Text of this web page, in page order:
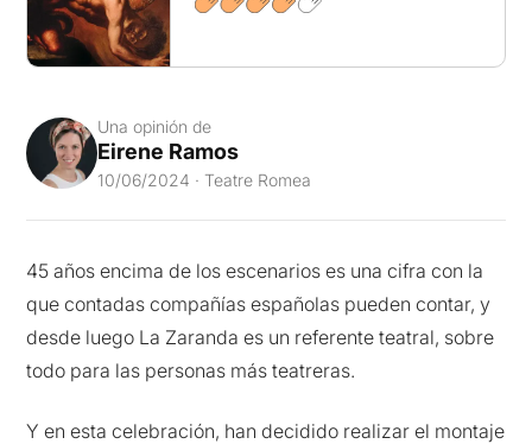
Una opinión de
Eirene Ramos
10/06/2024 · Teatre Romea
45 años encima de los escenarios es una cifra con la
que contadas compañías españolas pueden contar, y
desde luego La Zaranda es un referente teatral, sobre
todo para las personas más teatreras.
Y en esta celebración, han decidido realizar el montaje